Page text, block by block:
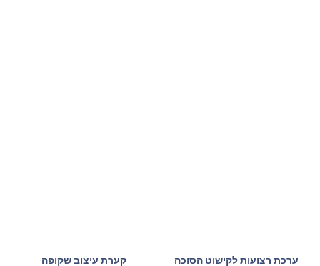
ערכת רצועות לקישוט הסוכה
קערת עיצוב שקופה